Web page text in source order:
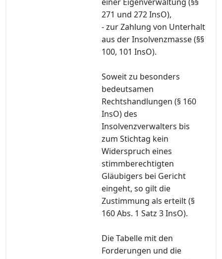
271 und 272 InsO),
- zur Zahlung von Unterhalt
aus der Insolvenzmasse (§§
100, 101 InsO).
Soweit zu besonders
bedeutsamen
Rechtshandlungen (§ 160
InsO) des
Insolvenzverwalters bis
zum Stichtag kein
Widerspruch eines
stimmberechtigten
Gläubigers bei Gericht
eingeht, so gilt die
Zustimmung als erteilt (§
160 Abs. 1 Satz 3 InsO).
Die Tabelle mit den
Forderungen und die